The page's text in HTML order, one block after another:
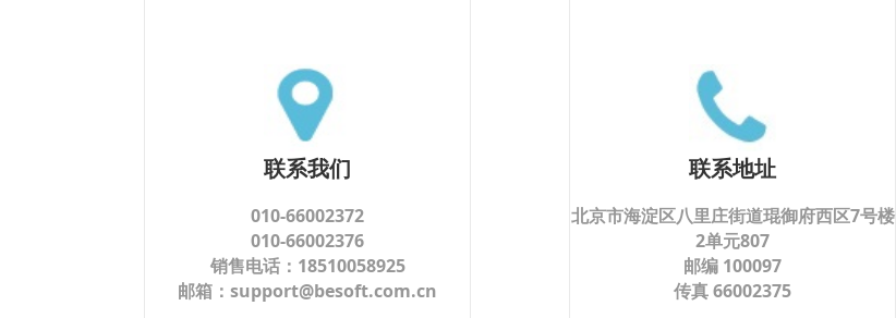
联系我们
010-66002372
010-66002376
销售电话：18510058925
邮箱：support@besoft.com.cn
联系地址
北京市海淀区八里庄街道琨御府西区7号楼
2单元807
邮编 100097
传真 66002375